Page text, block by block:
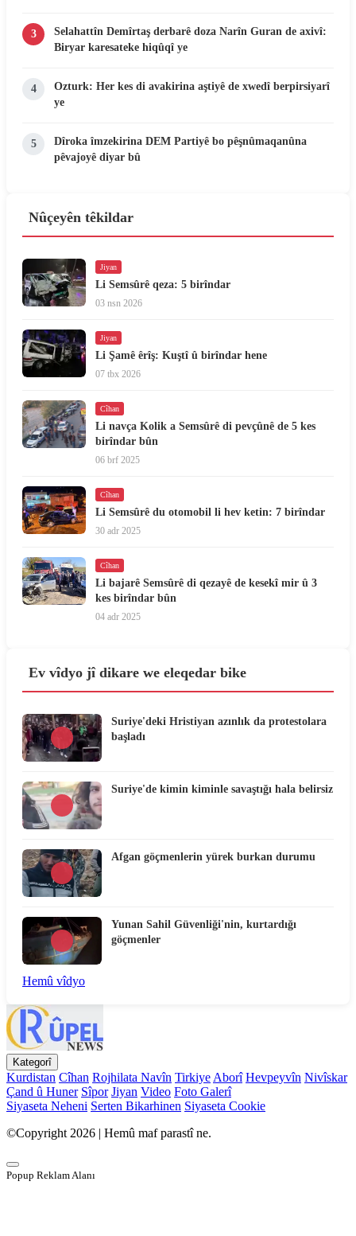
3
Selahattîn Demîrtaş derbarê doza Narîn Guran de axivî:
Biryar karesateke hiqûqî ye
4
Ozturk: Her kes di avakirina aştiyê de xwedî berpirsiyarî
ye
5
Dîroka îmzekirina DEM Partiyê bo pêşnûmaqanûna
pêvajoyê diyar bû
Nûçeyên têkildar
Jiyan
Li Semsûrê qeza: 5 birîndar
03 nsn 2026
Jiyan
Li Şamê êrîş: Kuştî û birîndar hene
07 tbx 2026
Cîhan
Li navça Kolik a Semsûrê di pevçûnê de 5 kes
birîndar bûn
06 brf 2025
Cîhan
Li Semsûrê du otomobil li hev ketin: 7 birîndar
30 adr 2025
Cîhan
Li bajarê Semsûrê di qezayê de kesekî mir û 3
kes birîndar bûn
04 adr 2025
Ev vîdyo jî dikare we eleqedar bike
Suriye'deki Hristiyan azınlık da protestolara
başladı
Suriye'de kimin kiminle savaştığı hala belirsiz
Afgan göçmenlerin yürek burkan durumu
Yunan Sahil Güvenliği'nin, kurtardığı
göçmenler
Hemû vîdyo
Kategorî
Kurdistan Cîhan Rojhilata Navîn Tirkiye Aborî Hevpeyvîn Nivîskar
Çand û Huner Sîpor Jiyan Video Foto Galerî
Siyaseta Neheni Serten Bikarhinen Siyaseta Cookie
©Copyright 2026 | Hemû maf parastî ne.
Popup Reklam Alanı